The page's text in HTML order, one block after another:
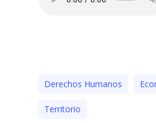
Derechos Humanos
Territorio